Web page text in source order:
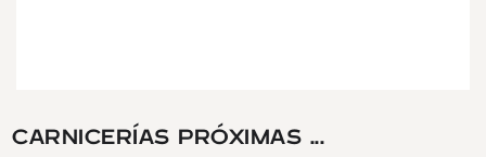
CARNICERÍAS PRÓXIMAS ...